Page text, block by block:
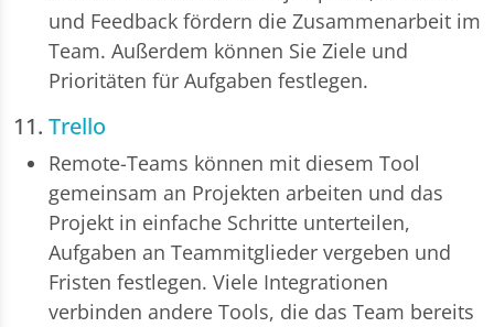
und Feedback fördern die Zusammenarbeit im
Team. Außerdem können Sie Ziele und
Prioritäten für Aufgaben festlegen.
11. Trello
Remote-Teams können mit diesem Tool
gemeinsam an Projekten arbeiten und das
Projekt in einfache Schritte unterteilen,
Aufgaben an Teammitglieder vergeben und
Fristen festlegen. Viele Integrationen
verbinden andere Tools, die das Team bereits